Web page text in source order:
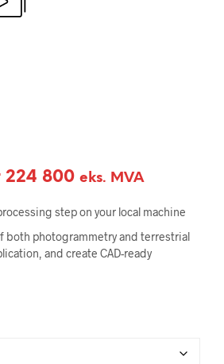
224 800Prisområde:
440
til
eks. MVA
step on your local machine
both photogrammetry and terrestrial
and create CAD-ready